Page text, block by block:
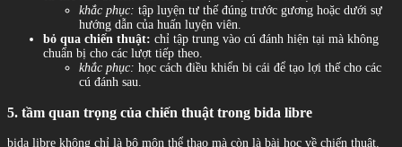
khắc phục: tập luyện tư thế đúng trước gương hoặc dưới sự
hướng dẫn của huấn luyện viên.
bỏ qua chiến thuật: chỉ tập trung vào cú đánh hiện tại mà không
chuẩn bị cho các lượt tiếp theo.
khắc phục: học cách điều khiển bi cái để tạo lợi thế cho các
cú đánh sau.
5. tầm quan trọng của chiến thuật trong bida libre
bida libre không chỉ là bộ môn thể thao mà còn là bài học về chiến thuật.